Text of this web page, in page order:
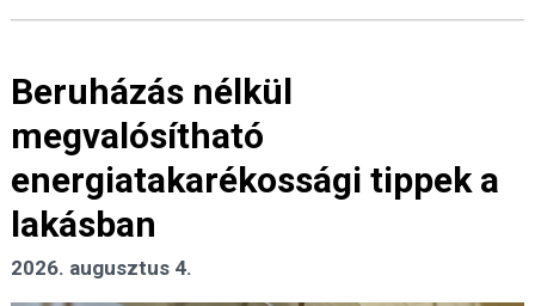
Beruházás nélkül
megvalósítható
energiatakarékossági tippek a
lakásban
2026. augusztus 4.